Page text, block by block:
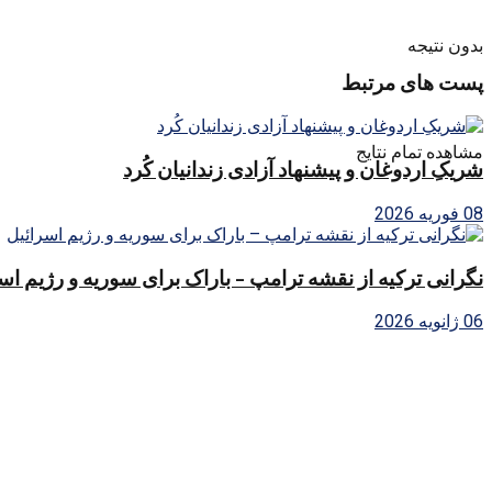
بدون نتیجه
مشاهده تمام نتایج
پست های مرتبط
شریکِ اردوغان و پیشنهاد آزادی زندانیان کُرد
08 فوریه 2026
نگرانی ترکیه از نقشه ترامپ – باراک برای سوریه و رژیم
06 ژانویه 2026